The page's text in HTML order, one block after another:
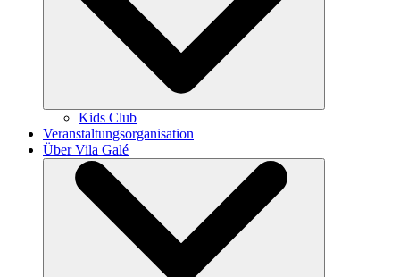
Kids Club
Veranstaltungsorganisation
Über Vila Galé